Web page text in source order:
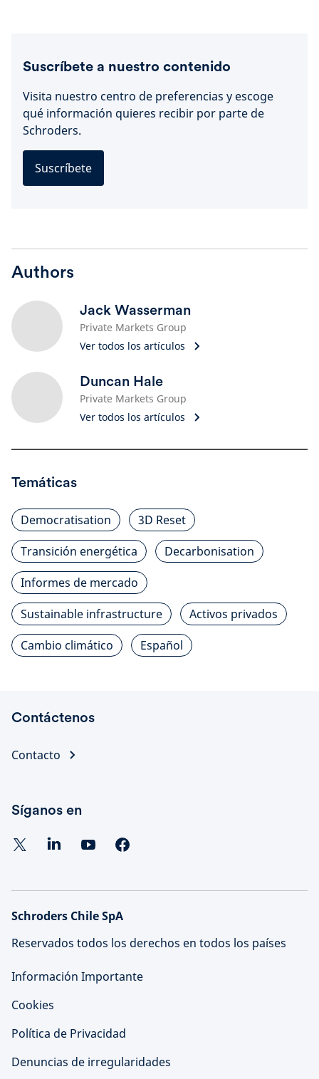
Suscríbete a nuestro contenido
Visita nuestro centro de preferencias y escoge
qué información quieres recibir por parte de
Schroders.
Suscríbete
Authors
Jack Wasserman
Private Markets Group
Ver todos los artículos
Duncan Hale
Private Markets Group
Ver todos los artículos
Temáticas
Democratisation
3D Reset
Transición energética
Decarbonisation
Informes de mercado
Sustainable infrastructure
Activos privados
Cambio climático
Español
Contáctenos
Contacto
Síganos en
Schroders Chile SpA
Reservados todos los derechos en todos los países
Información Importante
Cookies
Política de Privacidad
Denuncias de irregularidades